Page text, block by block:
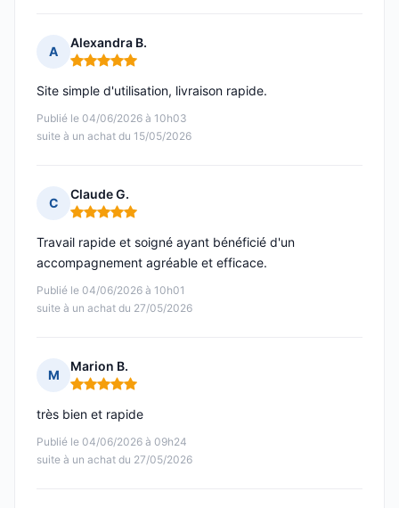
A
Alexandra B.
Note : 5 sur 5
Publié le 04/06/2026 à 10h03
suite à un achat du 15/05/2026
Site simple d'utilisation, livraison rapide.
C
Claude G.
Note : 5 sur 5
Publié le 04/06/2026 à 10h01
suite à un achat du 27/05/2026
Travail rapide et soigné ayant bénéficié d'un
accompagnement agréable et efficace.
M
Marion B.
Note : 5 sur 5
Publié le 04/06/2026 à 09h24
suite à un achat du 27/05/2026
très bien et rapide